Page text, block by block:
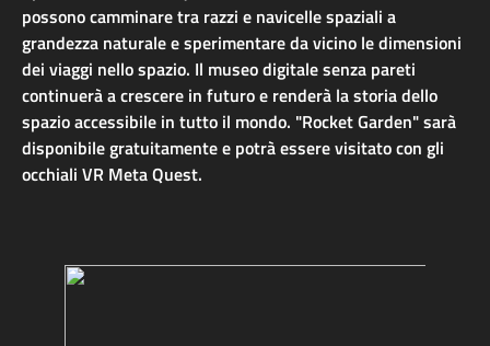
possono camminare tra razzi e navicelle spaziali a
grandezza naturale e sperimentare da vicino le dimensioni
dei viaggi nello spazio. Il museo digitale senza pareti
continuerà a crescere in futuro e renderà la storia dello
spazio accessibile in tutto il mondo. "Rocket Garden" sarà
disponibile gratuitamente e potrà essere visitato con gli
occhiali VR Meta Quest.